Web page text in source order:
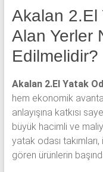
odası
ve
Metebronz
yatak
odası
takımı
alınmaktadır.
Akalan 2.El
Alan Yerler
Edilmelidir?
Akalan 2.El Yatak
hem ekonomik
anlayışına katkısı
büyük hacimli ve
yatak odası
gören ürünlerin